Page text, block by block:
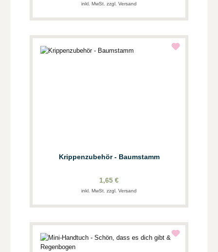
inkl. MwSt. zzgl. Versand
Krippenzubehör - Baumstamm
1,65 €
inkl. MwSt. zzgl. Versand